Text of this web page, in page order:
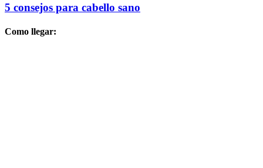
5 consejos para cabello sano
Como llegar: